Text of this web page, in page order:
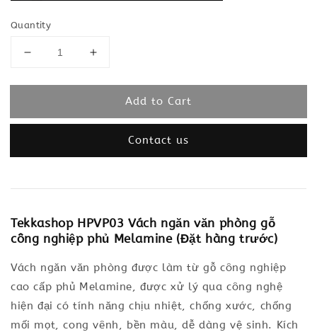
Quantity
Add to Cart
Contact us
Tekkashop HPVP03 Vách ngăn văn phòng gỗ
công nghiệp phủ Melamine (Đặt hàng trước)
Vách ngăn văn phòng được làm từ gỗ công nghiệp
cao cấp phủ Melamine, được xử lý qua công nghệ
hiện đại có tính năng chịu nhiệt, chống xước, chống
mối mọt, cong vênh, bền màu, dễ dàng vệ sinh. Kích